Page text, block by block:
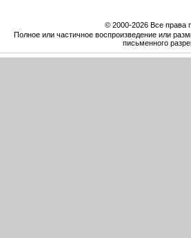
© 2000-2026 Все права
Полное или частичное воспроизведение или
письменного